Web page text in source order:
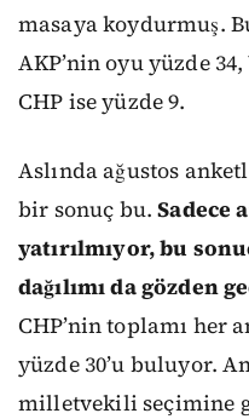
masaya koydurmuş.
AKP’nin oyu yüzde
CHP ise yüzde 9.
Aslında ağustos
bir sonuç bu.Sadece
yatırılmıyor, bu
dağılımı da gözden
CHP’nin toplamı her
yüzde 30’u buluyor.
milletvekili seçimine